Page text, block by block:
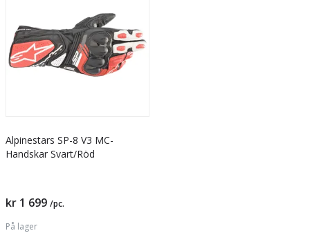
Alpinestars SP-8 V3 MC-
Handskar Svart/Röd
kr 1 699 /pc.
På lager